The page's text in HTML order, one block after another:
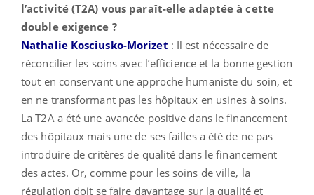
l’activité (T2A) vous paraît-elle adaptée à cette
double exigence ?
Nathalie Kosciusko-Morizet : Il est nécessaire de
réconcilier les soins avec l’efficience et la bonne gestion
tout en conservant une approche humaniste du soin, et
en ne transformant pas les hôpitaux en usines à soins.
La T2A a été une avancée positive dans le financement
des hôpitaux mais une de ses failles a été de ne pas
introduire de critères de qualité dans le financement
des actes. Or, comme pour les soins de ville, la
régulation doit se faire davantage sur la qualité et